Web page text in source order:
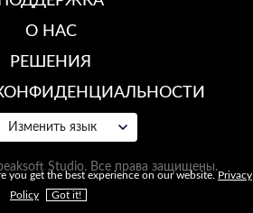
О НАС
РЕШЕНИЯ
Изменить язык
Studio. Все права защищены.
you get the best experience on our website. Privacy
Policy
Got it!